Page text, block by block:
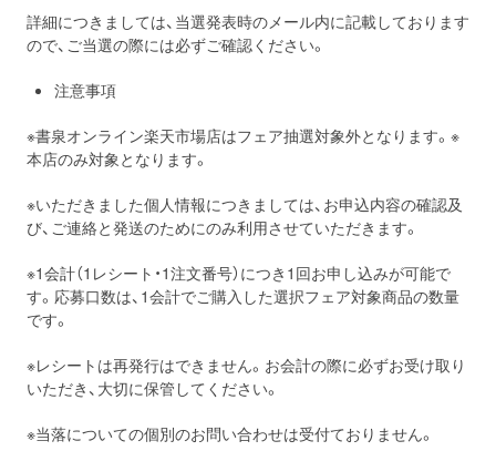
詳細につきましては、当選発表時のメール内に記載しております
ので、ご当選の際には必ずご確認ください。
注意事項
※書泉オンライン楽天市場店はフェア抽選対象外となります。※
本店のみ対象となります。
※いただきました個人情報につきましては、お申込内容の確認及
び、ご連絡と発送のためにのみ利用させていただきます。
※1会計（1レシート・1注文番号）につき1回お申し込みが可能で
す。応募口数は、1会計でご購入した選択フェア対象商品の数量
です。
※レシートは再発行はできません。お会計の際に必ずお受け取り
いただき、大切に保管してください。
※当落についての個別のお問い合わせは受付ておりません。